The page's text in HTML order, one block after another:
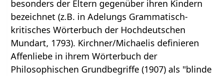
besonders der Eltern gegenüber ihren Kindern
bezeichnet (z.B. in Adelungs Grammatisch-
kritisches Wörterbuch der Hochdeutschen
Mundart, 1793). Kirchner/Michaelis definieren
Affenliebe in ihrem Wörterbuch der
Philosophischen Grundbegriffe (1907) als "blinde